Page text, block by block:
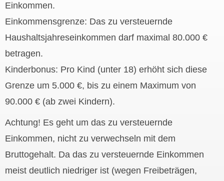
Einkommen.
Einkommensgrenze: Das zu versteuernde
Haushaltsjahreseinkommen darf maximal 80.000 €
betragen.
Kinderbonus: Pro Kind (unter 18) erhöht sich diese
Grenze um 5.000 €, bis zu einem Maximum von
90.000 € (ab zwei Kindern).
Achtung! Es geht um das zu versteuernde
Einkommen, nicht zu verwechseln mit dem
Bruttogehalt. Da das zu versteuernde Einkommen
meist deutlich niedriger ist (wegen Freibeträgen,